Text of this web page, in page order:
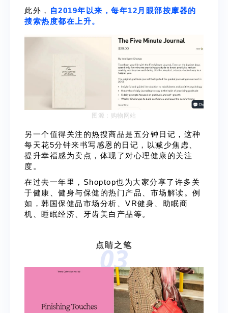
此外， 自2019年以来，每年12月眼部按摩器的
搜索热度都在上升。
图源：购物网站
另一个值得关注的热搜商品是五分钟日记，这种
每天花5分钟来书写感恩的日记，以减少焦虑、
提升幸福感为卖点，体现了对心理健康的关注
度。
在过去一年里，Shoptop也为大家分享了许多关
于健康、健身与保健的热门产品、市场解读。例
如， 韩国保健品市场分析 VR健身
助眠商
机
睡眠经济 牙齿美白产品等。
03
点睛之笔